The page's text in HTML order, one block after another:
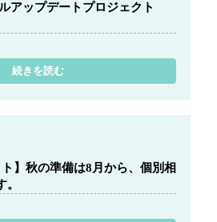
アップデートプロジェクト
続きを読む
ト】秋の準備は8月から、個別相